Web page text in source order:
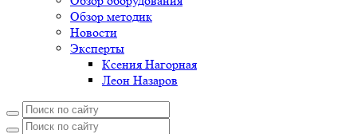
Обзор методик
Новости
Эксперты
Ксения Нагорная
Леон Назаров